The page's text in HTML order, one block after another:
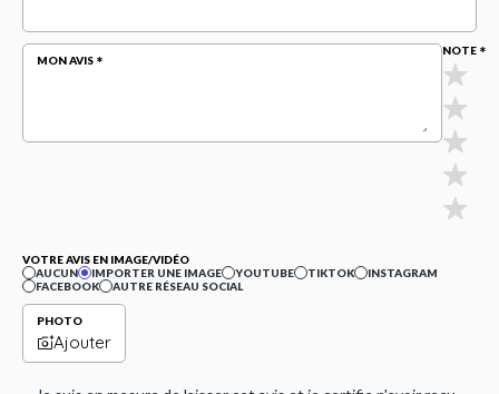
MON AVIS
NOTE
VOTRE AVIS EN IMAGE/VIDÉO
AUCUN
IMPORTER UNE IMAGE YOUTUBE TIKTOK
INSTAGRAM
FACEBOOK
AUTRE RÉSEAU SOCIAL
PHOTO
Ajouter